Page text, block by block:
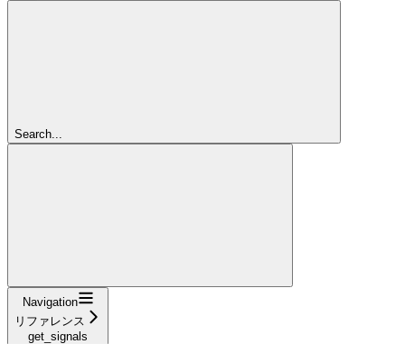
Search...
Navigation
リファレンス
get_signals